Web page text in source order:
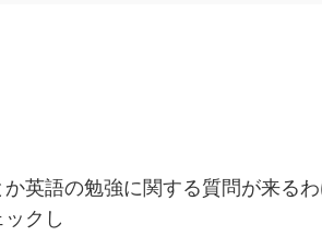
英語の勉強に関する質問が来る
クし